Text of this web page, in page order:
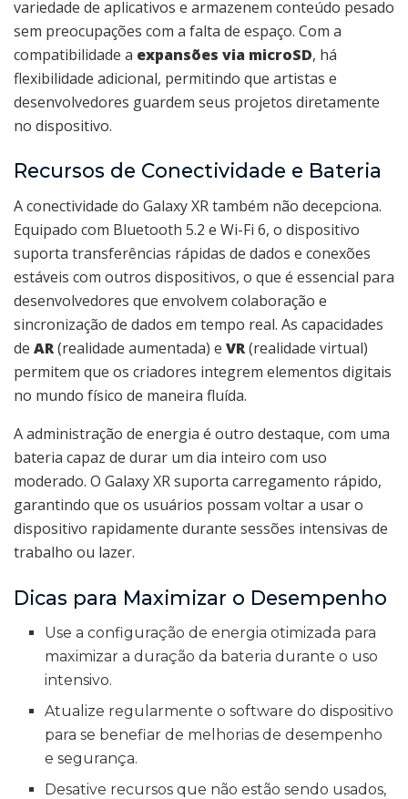
variedade de aplicativos e armazenem conteúdo pesado
sem preocupações com a falta de espaço. Com a
compatibilidade a expansões via microSD, há
flexibilidade adicional, permitindo que artistas e
desenvolvedores guardem seus projetos diretamente
no dispositivo.
Recursos de Conectividade e Bateria
A conectividade do Galaxy XR também não decepciona.
Equipado com Bluetooth 5.2 e Wi-Fi 6, o dispositivo
suporta transferências rápidas de dados e conexões
estáveis com outros dispositivos, o que é essencial para
desenvolvedores que envolvem colaboração e
sincronização de dados em tempo real. As capacidades
de AR(realidade aumentada) e VR(realidade virtual)
permitem que os criadores integrem elementos digitais
no mundo físico de maneira fluída.
A administração de energia é outro destaque, com uma
bateria capaz de durar um dia inteiro com uso
moderado. O Galaxy XR suporta carregamento rápido,
garantindo que os usuários possam voltar a usar o
dispositivo rapidamente durante sessões intensivas de
trabalho ou lazer.
Dicas para Maximizar o Desempenho
Use a configuração de energia otimizada para
maximizar a duração da bateria durante o uso
intensivo.
Atualize regularmente o software do dispositivo
para se benefiar de melhorias de desempenho
e segurança.
Desative recursos que não estão sendo usados,